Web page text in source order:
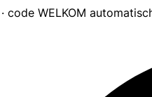
WELKOM